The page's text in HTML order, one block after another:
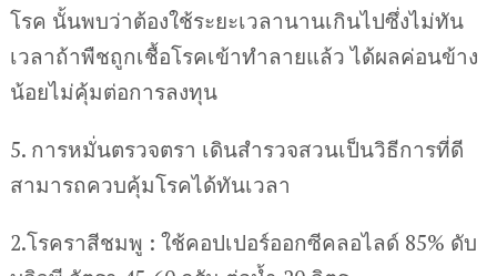
โรค นั้นพบว่าต้องใช้ระยะเวลานานเกินไปซึ่งไม่ทัน
เวลาถ้าพืชถูกเชื้อโรคเข้าทำลายแล้ว ได้ผลค่อนข้าง
น้อยไม่คุ้มต่อการลงทุน
5. การหมั่นตรวจตรา เดินสำรวจสวนเป็นวิธีการที่ดี
สามารถควบคุ้มโรคได้ทันเวลา
2.โรคราสีชมพู : ใช้คอปเปอร์ออกซีคลอไลด์ 85% ดับ